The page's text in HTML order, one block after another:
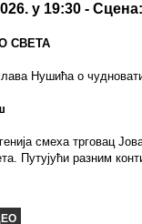
у 19:30 -
СВЕТА
Нушића о
смеха трговац
Путујући разним